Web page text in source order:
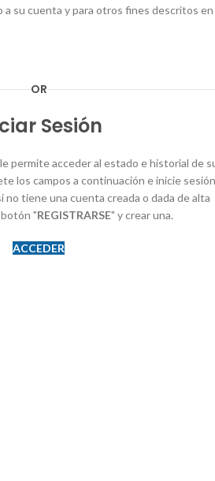
a su cuenta y para otros fines descritos en
OR
Sesión
permite acceder al estado e historial de
los campos a continuación e inicie sesión
no tiene una cuenta creada o dada de alta
"REGISTRARSE" y crear una.
ACCEDER